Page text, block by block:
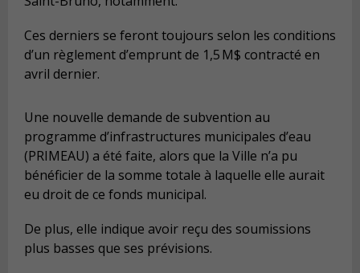
Ces derniers se feront toujours selon les conditions
d’un règlement d’emprunt de 1,5 M$ contracté en
avril dernier.
Une nouvelle demande de subvention au
programme d’infrastructures municipales d’eau
(PRIMEAU) a été faite, alors que la Ville n’a pu
bénéficier de la somme totale à laquelle elle aurait
eu droit de ce fonds municipal.
De plus, elle indique avoir reçu des soumissions
plus basses que ses prévisions.